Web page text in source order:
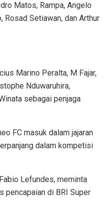
Matos, Rampa, Angelo
Rosad Setiawan, dan Arthur
Marino Peralta, M Fajar,
Nduwaruhira,
sebagai penjaga
FC masuk dalam jajaran
dalam kompetisi
Lefundes, meminta
pencapaian di BRI Super